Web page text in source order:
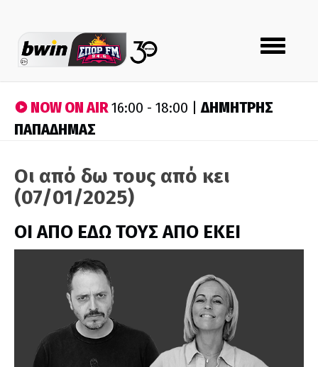
Toggle
navigation
NOW ON AIR16:00 - 18:00 |ΔΗΜΗΤΡΗΣ
ΠΑΠΑΔΗΜΑΣ
Οι από δω τους από κει
(07/01/2025)
ΟΙ ΑΠΟ ΕΔΩ ΤΟΥΣ ΑΠΟ ΕΚΕΙ